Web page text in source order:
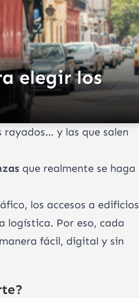
elegir los
rayados… y las que salen
que realmente se haga
los accesos a edificios
logística. Por eso, cada
fácil, digital y sin